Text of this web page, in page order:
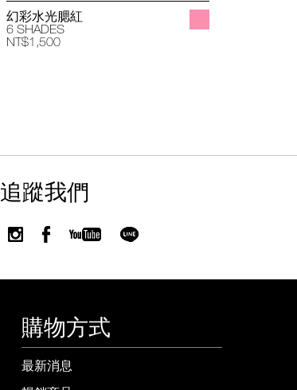
幻彩水光腮紅
6 SHADES
NT$1,500
追蹤我們
購物方式
最新消息